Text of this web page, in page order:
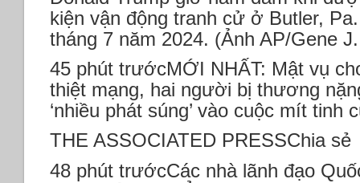
kiện vận động tranh cử ở Butler,
tháng 7 năm 2024. (Ảnh AP/Gene
45 phút trướcMỚI NHẤT: Mật vụ
thiệt mạng, hai người bị thương
‘nhiều phát súng’ vào cuộc mít tinh
THE ASSOCIATED PRESSChia sẻ
48 phút trướcCác nhà lãnh đạo